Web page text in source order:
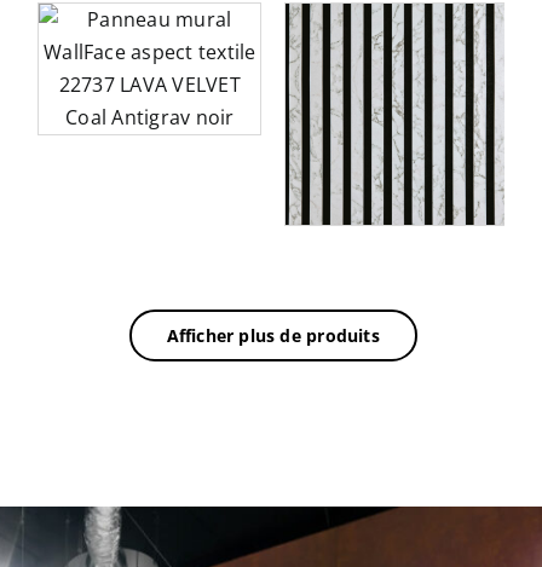
Panneau acoustique
WallFace aspect à
lamelles 31127 MARBLE
Afficher plus de produits